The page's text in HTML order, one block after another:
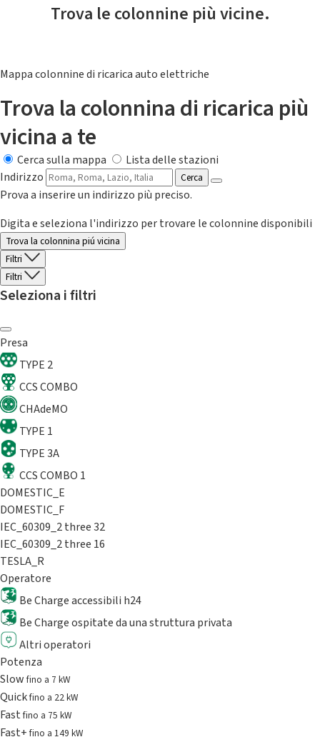
Trova le colonnine più vicine.
Mappa colonnine di ricarica auto elettriche
Trova la colonnina di ricarica più
vicina a te
Cerca sulla mappa
Lista delle stazioni
Indirizzo
Cerca
Prova a inserire un indirizzo più preciso.
Digita e seleziona l'indirizzo per trovare le colonnine disponibili
Trova la colonnina piú vicina
Filtri
Filtri
Seleziona i filtri
Presa
TYPE 2
CCS COMBO
CHAdeMO
TYPE 1
TYPE 3A
CCS COMBO 1
DOMESTIC_E
DOMESTIC_F
IEC_60309_2 three 32
IEC_60309_2 three 16
TESLA_R
Operatore
Be Charge accessibili h24
Be Charge ospitate da una struttura privata
Altri operatori
Potenza
Slowfino a 7 kW
Quickfino a 22 kW
Fastfino a 75 kW
Fast+fino a 149 kW